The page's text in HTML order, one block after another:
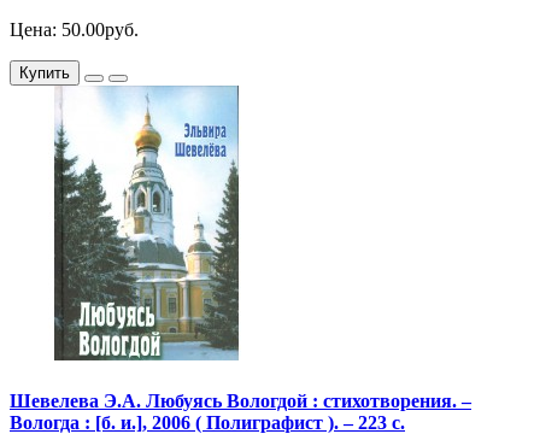
Цена: 50.00руб.
Купить
Шевелева Э.А. Любуясь Вологдой : стихотворения. –
Вологда : [б. и.], 2006 ( Полиграфист ). – 223 c.